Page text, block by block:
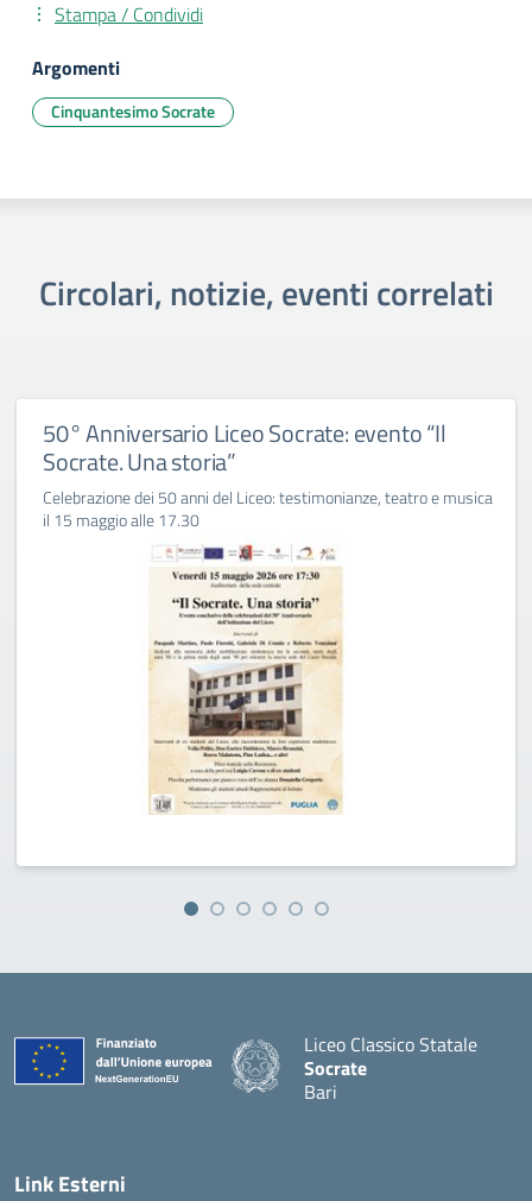
Stampa / Condividi
Argomenti
Cinquantesimo Socrate
Circolari, notizie, eventi correlati
50° Anniversario Liceo Socrate: evento “Il
Socrate. Una storia”
Celebrazione dei 50 anni del Liceo: testimonianze, teatro e musica
il 15 maggio alle 17.30
Liceo Classico Statale
Socrate
Bari
Link Esterni